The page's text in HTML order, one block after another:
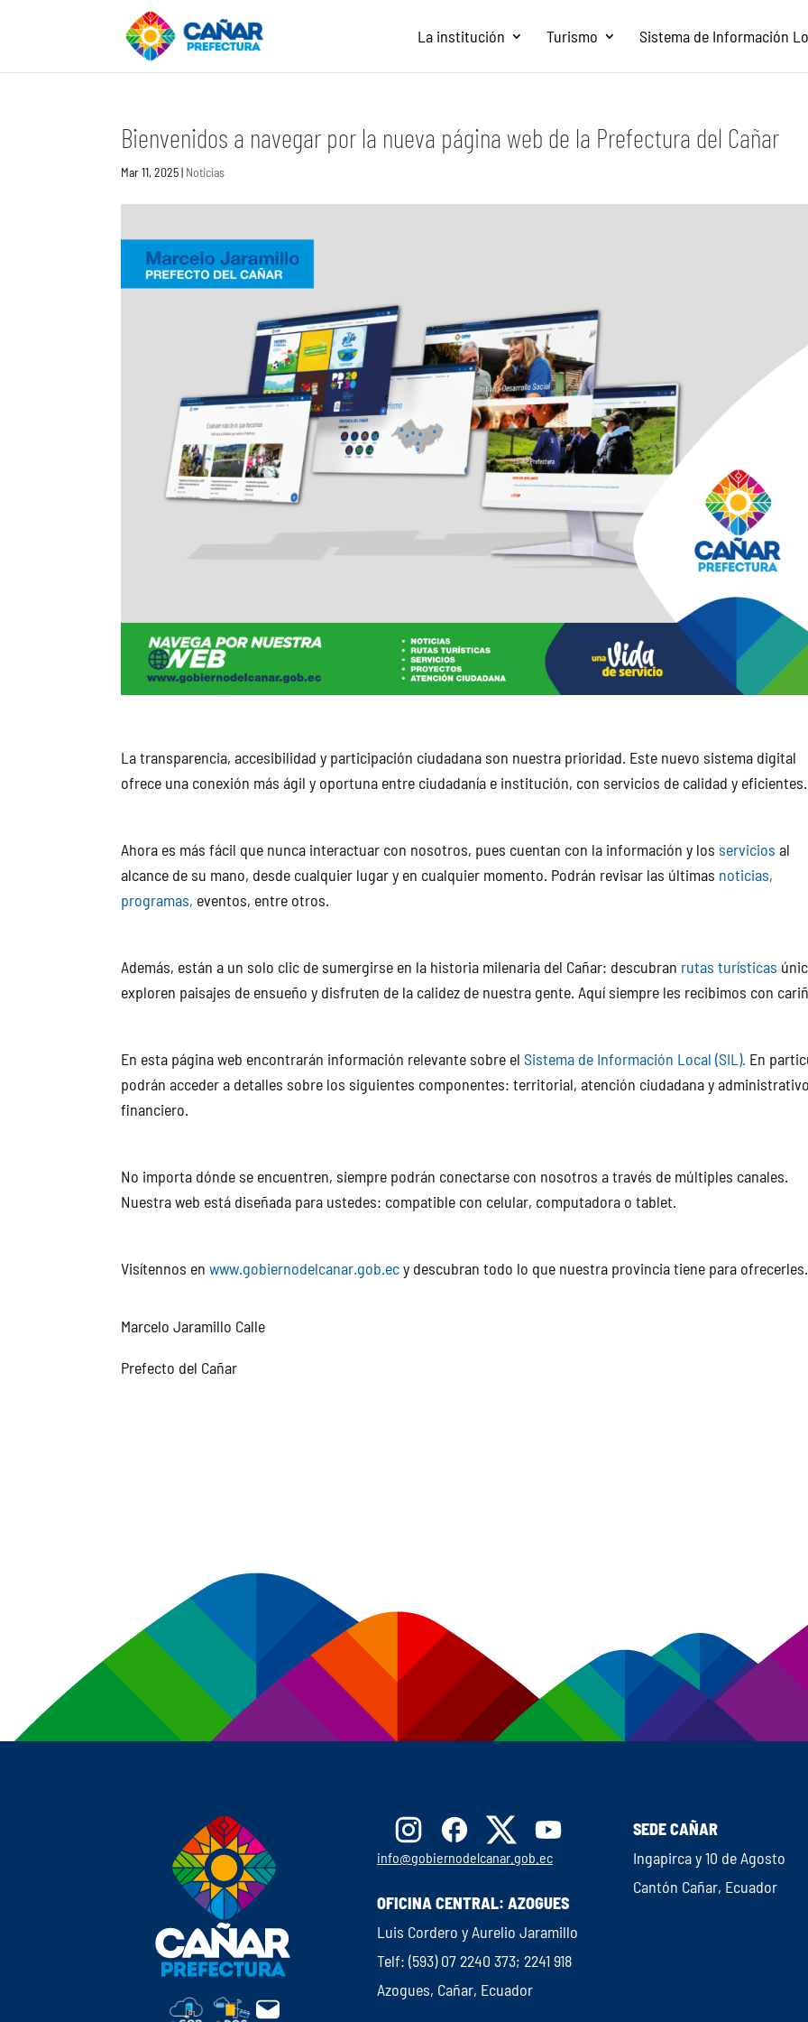
La institución Turismo Sistema de Información
Bienvenidos a navegar por la nueva página web de la Prefectura del Cañar
Mar 11, 2025| Noticias
La transparencia, accesibilidad y participación ciudadana son nuestra prioridad. Este nuevo sistema digital
ofrece una conexión más ágil y oportuna entre ciudadanía e institución, con servicios de calidad y eficientes.
Ahora es más fácil que nunca interactuar con nosotros, pues cuentan con la información y los servicios al
alcance de su mano, desde cualquier lugar y en cualquier momento. Podrán revisar las últimas noticias,
programas, eventos, entre otros.
Además, están a un solo clic de sumergirse en la historia milenaria del Cañar: descubran rutas turísticas
exploren paisajes de ensueño y disfruten de la calidez de nuestra gente. Aquí siempre les recibimos con
En esta página web encontrarán información relevante sobre elSistema de Información Local (SIL). En
podrán acceder a detalles sobre los siguientes componentes: territorial, atención ciudadana y
financiero.
No importa dónde se encuentren, siempre podrán conectarse con nosotros a través de múltiples canales.
Nuestra web está diseñada para ustedes: compatible con celular, computadora o tablet.
Visítennos enwww.gobiernodelcanar.gob.ecy descubran todo lo que nuestra provincia tiene para ofrecerles.
Marcelo Jaramillo Calle
Prefecto del Cañar
info@gobiernodelcanar.gob.ec
OFICINA CENTRAL: AZOGUES
Luis Cordero y Aurelio Jaramillo
Telf: (593) 07 2240 373; 2241 918
Azogues, Cañar, Ecuador
SEDE CAÑAR
Ingapirca y 10 de Agosto
Cantón Cañar, Ecuador